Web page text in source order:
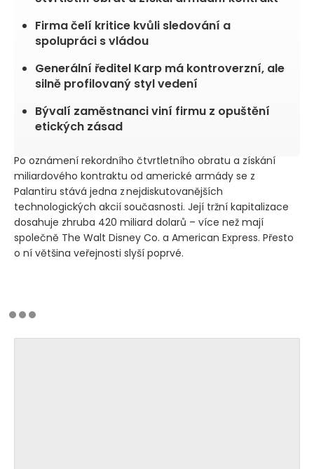
Firma čelí kritice kvůli sledování a
spolupráci s vládou
Generální ředitel Karp má kontroverzní, ale
silně profilovaný styl vedení
Bývalí zaměstnanci viní firmu z opuštění
etických zásad
Po oznámení rekordního čtvrtletního obratu a získání
miliardového kontraktu od americké armády se z
Palantiru stává jedna z nejdiskutovanějších
technologických akcií současnosti. Její tržní kapitalizace
dosahuje zhruba 420 miliard dolarů – více než mají
společně The Walt Disney Co. a American Express. Přesto
o ní většina veřejnosti slyší poprvé.